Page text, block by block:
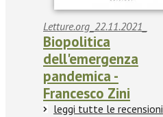
Letture.org_22.11.2021_
Biopolitica
dell'emergenza
pandemica -
Francesco Zini
leggi tutte le recensioni